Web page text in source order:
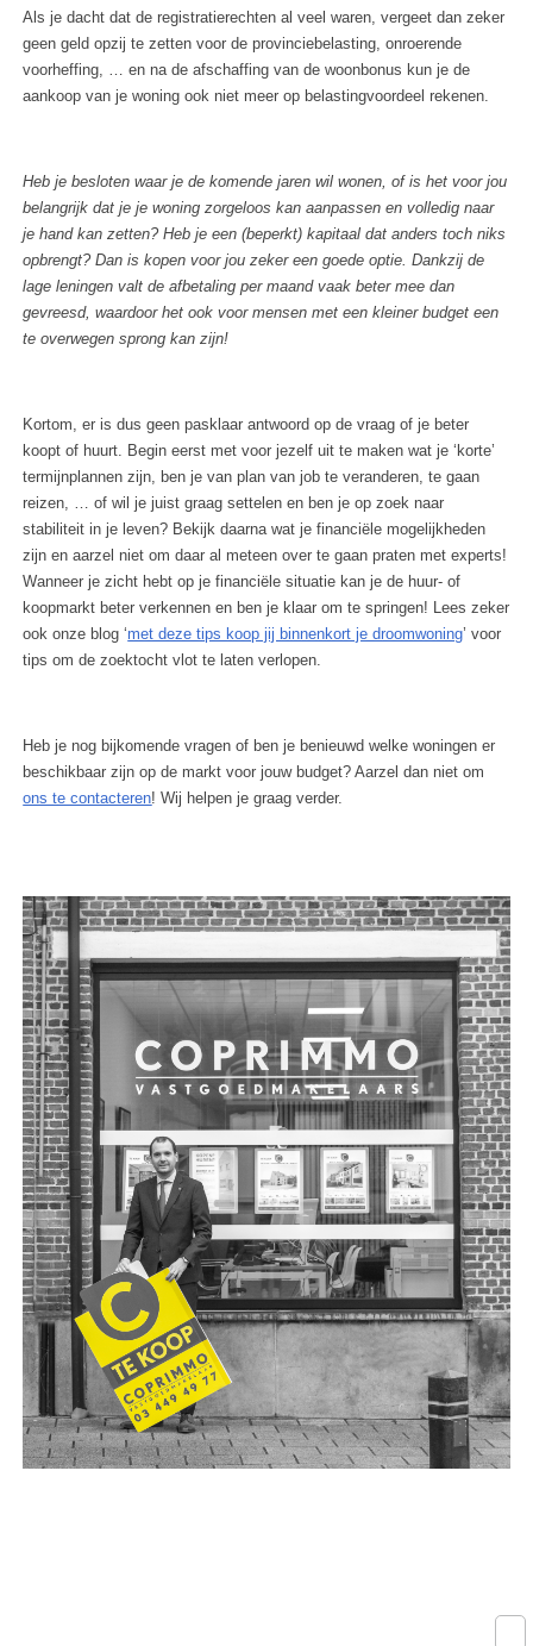
Als je dacht dat de registratierechten al veel waren, vergeet dan zeker
geen geld opzij te zetten voor de provinciebelasting, onroerende
voorheffing, … en na de afschaffing van de woonbonus kun je de
aankoop van je woning ook niet meer op belastingvoordeel rekenen.
Heb je besloten waar je de komende jaren wil wonen, of is het voor jou
belangrijk dat je je woning zorgeloos kan aanpassen en volledig naar
je hand kan zetten? Heb je een (beperkt) kapitaal dat anders toch niks
opbrengt? Dan is kopen voor jou zeker een goede optie. Dankzij de
lage leningen valt de afbetaling per maand vaak beter mee dan
gevreesd, waardoor het ook voor mensen met een kleiner budget een
te overwegen sprong kan zijn!
Kortom, er is dus geen pasklaar antwoord op de vraag of je beter
koopt of huurt. Begin eerst met voor jezelf uit te maken wat je ‘korte’
termijnplannen zijn, ben je van plan van job te veranderen, te gaan
reizen, … of wil je juist graag settelen en ben je op zoek naar
stabiliteit in je leven? Bekijk daarna wat je financiële mogelijkheden
zijn en aarzel niet om daar al meteen over te gaan praten met experts!
Wanneer je zicht hebt op je financiële situatie kan je de huur- of
koopmarkt beter verkennen en ben je klaar om te springen! Lees zeker
ook onze blog ‘met deze tips koop jij binnenkort je droomwoning’ voor
tips om de zoektocht vlot te laten verlopen.
Heb je nog bijkomende vragen of ben je benieuwd welke woningen er
beschikbaar zijn op de markt voor jouw budget? Aarzel dan niet om
ons te contacteren! Wij helpen je graag verder.